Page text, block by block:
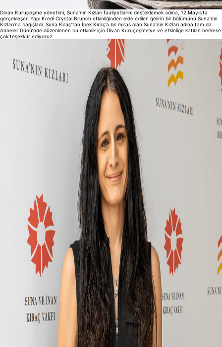
Divan Kuruçeşme yönetimi, Suna’nın Kızları faaliyetlerini desteklemek adına, 12 Mayıs’ta
gerçekleşen Yapı Kredi Crystal Brunch etkinliğinden elde edilen gelirin bir bölümünü Suna’nın
Kızları’na bağışladı. Suna Kıraç’tan İpek Kıraç’a bir miras olan Suna’nın Kızları adına tam da
Anneler Günü’nde düzenlenen bu etkinlik için Divan Kuruçeşme’ye ve etkinliğe katılan herkese
çok teşekkür ediyoruz.